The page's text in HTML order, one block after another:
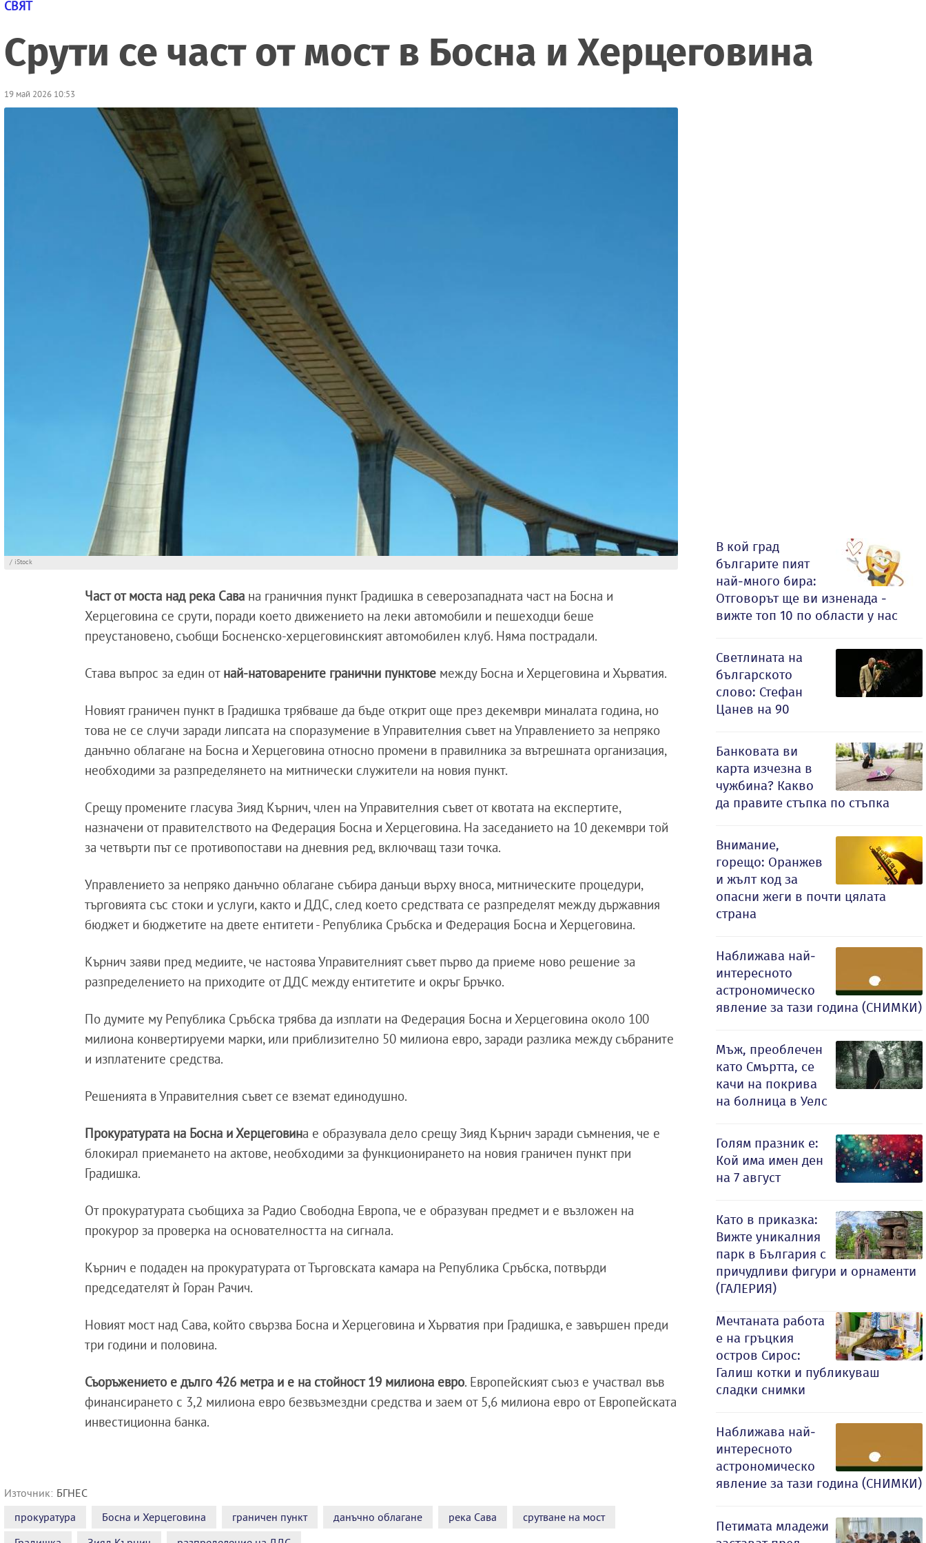
СВЯТ
Срути се част от мост в Босна и Херцеговина
19 май 2026 10:53
/ iStock
Част от моста над река Сава на граничния пункт Градишка в северозападната част на Босна и
Херцеговина се срути, поради което движението на леки автомобили и пешеходци беше
преустановено, съобщи Босненско-херцеговинският автомобилен клуб. Няма пострадали.
Става въпрос за един от най-натоварените гранични пунктове между Босна и Херцеговина и Хърватия.
Новият граничен пункт в Градишка трябваше да бъде открит още през декември миналата година, но
това не се случи заради липсата на споразумение в Управителния съвет на Управлението за непряко
данъчно облагане на Босна и Херцеговина относно промени в правилника за вътрешната организация,
необходими за разпределянето на митнически служители на новия пункт.
Срещу промените гласува Зияд Кърнич, член на Управителния съвет от квотата на експертите,
назначени от правителството на Федерация Босна и Херцеговина. На заседанието на 10 декември той
за четвърти път се противопостави на дневния ред, включващ тази точка.
Управлението за непряко данъчно облагане събира данъци върху вноса, митническите процедури,
търговията със стоки и услуги, както и ДДС, след което средствата се разпределят между държавния
бюджет и бюджетите на двете ентитети - Република Сръбска и Федерация Босна и Херцеговина.
Кърнич заяви пред медиите, че настоява Управителният съвет първо да приеме ново решение за
разпределението на приходите от ДДС между ентитетите и окръг Бръчко.
По думите му Република Сръбска трябва да изплати на Федерация Босна и Херцеговина около 100
милиона конвертируеми марки, или приблизително 50 милиона евро, заради разлика между събраните
и изплатените средства.
Решенията в Управителния съвет се вземат единодушно.
Прокуратурата на Босна и Херцеговина е образувала дело срещу Зияд Кърнич заради съмнения, че е
блокирал приемането на актове, необходими за функционирането на новия граничен пункт при
Градишка.
От прокуратурата съобщиха за Радио Свободна Европа, че е образуван предмет и е възложен на
прокурор за проверка на основателността на сигнала.
Кърнич е подаден на прокуратурата от Търговската камара на Република Сръбска, потвърди
председателят ѝ Горан Рачич.
Новият мост над Сава, който свързва Босна и Херцеговина и Хърватия при Градишка, е завършен преди
три години и половина.
Съоръжението е дълго 426 метра и е на стойност 19 милиона евро. Европейският съюз е участвал във
финансирането с 3,2 милиона евро безвъзмездни средства и заем от 5,6 милиона евро от Европейската
инвестиционна банка.
Източник: БГНЕС
прокуратура
Босна и Херцеговина граничен пункт данъчно облагане река Сава
срутване на мост
В кой град
българите пият
най-много бира:
Отговорът ще ви изненада -
вижте топ 10 по области у нас
Светлината на
българското
слово: Стефан
Цанев на 90
Банковата ви
карта изчезна в
чужбина? Какво
да правите стъпка по стъпка
Внимание,
горещо: Оранжев
и жълт код за
опасни жеги в почти цялата
страна
Наближава най-
интересното
астрономическо
явление за тази година (СНИМКИ)
Мъж, преоблечен
като Смъртта, се
качи на покрива
на болница в Уелс
Голям празник е:
Кой има имен ден
на 7 август
Като в приказка:
Вижте уникалния
парк в България с
причудливи фигури и орнаменти
(ГАЛЕРИЯ)
Мечтаната работа
е на гръцкия
остров Сирос:
Галиш котки и публикуваш
сладки снимки
Наближава най-
интересното
астрономическо
явление за тази година (СНИМКИ)
Петимата младежи